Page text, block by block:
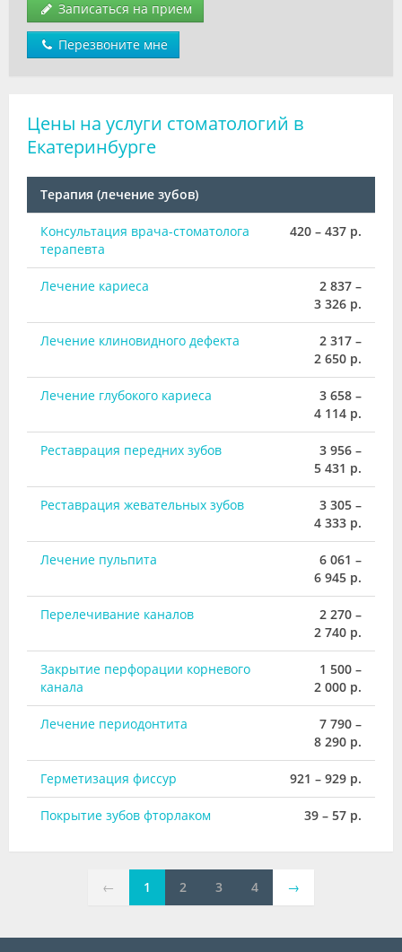
Записаться на прием
Перезвоните мне
Цены на услуги стоматологий в
Екатеринбурге
Терапия (лечение зубов)
Консультация врача-стоматолога
терапевта
420 – 437 р.
Лечение кариеса
2 837 –
3 326 р.
Лечение клиновидного дефекта
2 317 –
2 650 р.
Лечение глубокого кариеса
3 658 –
4 114 р.
Реставрация передних зубов
3 956 –
5 431 р.
Реставрация жевательных зубов
3 305 –
4 333 р.
Лечение пульпита
6 061 –
6 945 р.
Перелечивание каналов
2 270 –
2 740 р.
Закрытие перфорации корневого
канала
1 500 –
2 000 р.
Лечение периодонтита
7 790 –
8 290 р.
Герметизация фиссур 921 – 929 р.
Покрытие зубов фторлаком 39 – 57 р.
← 1 2 3 4 →